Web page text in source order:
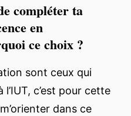
compléter ta
en
ce choix ?
sont ceux qui
l’IUT, c’est pour cette
dans ce